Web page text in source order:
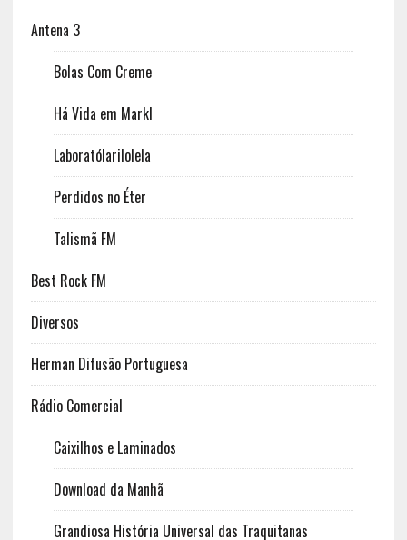
Antena 3
Bolas Com Creme
Há Vida em Markl
Laboratólarilolela
Perdidos no Éter
Talismã FM
Best Rock FM
Diversos
Herman Difusão Portuguesa
Rádio Comercial
Caixilhos e Laminados
Download da Manhã
Grandiosa História Universal das Traquitanas